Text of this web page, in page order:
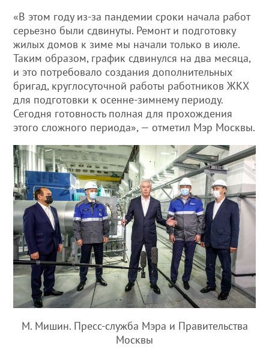
«В этом году из-за пандемии сроки начала работ
серьезно были сдвинуты. Ремонт и подготовку
жилых домов к зиме мы начали только в июле.
Таким образом, график сдвинулся на два месяца,
и это потребовало создания дополнительных
бригад, круглосуточной работы работников ЖКХ
для подготовки к осенне-зимнему периоду.
Сегодня готовность полная для прохождения
этого сложного периода», — отметил Мэр Москвы.
М. Мишин. Пресс-служба Мэра и Правительства
Москвы